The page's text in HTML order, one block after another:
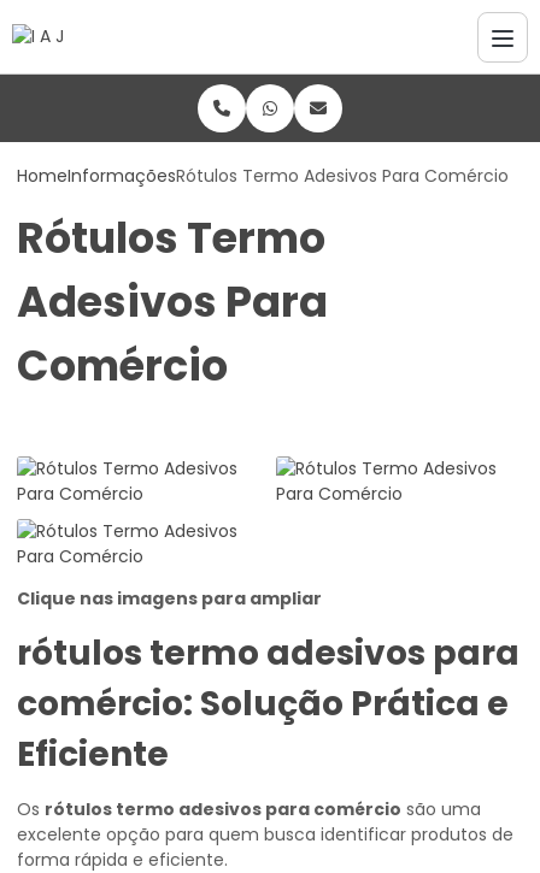
HomeInformaçõesRótulos Termo Adesivos Para Comércio
Rótulos Termo
Adesivos Para
Comércio
Clique nas imagens para ampliar
rótulos termo adesivos para
comércio: Solução Prática e
Eficiente
Os rótulos termo adesivos para comércio são uma
excelente opção para quem busca identificar produtos de
forma rápida e eficiente.